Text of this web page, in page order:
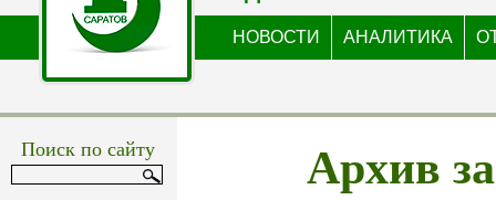
НОВОСТИ АНАЛИТИКА
Поиск по сайту Архив